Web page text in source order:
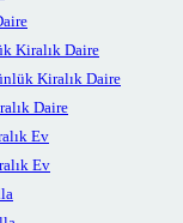
Kiralık Daire
Kiralık Daire
Daire
Ev
Ev